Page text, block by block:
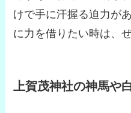
けで手に汗握る迫力が
に力を借りたい時は、
上賀茂神社の神馬や